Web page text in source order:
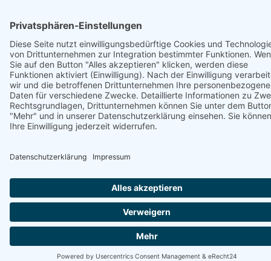
Beratung anfordern
Rückruf anfordern
Bildschirmberatung
Angebotsanfrage
Änderung melden
Schaden melden
Vertragskündigung erstellen